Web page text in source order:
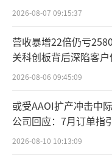
季度汇兑损益相比
2023年前三
0.77%，主要是医
023年前三季度公
下降15.5%。主
基本持平。净利
联营企业投资损
2026-08-07 09:15:37
营收暴增22倍仍亏
关科创板背后深陷客
困局
2026-08-06 09:45:09
或受AAOI扩产冲击中
公司回应：7月订单指
2026-08-10 10:13:09